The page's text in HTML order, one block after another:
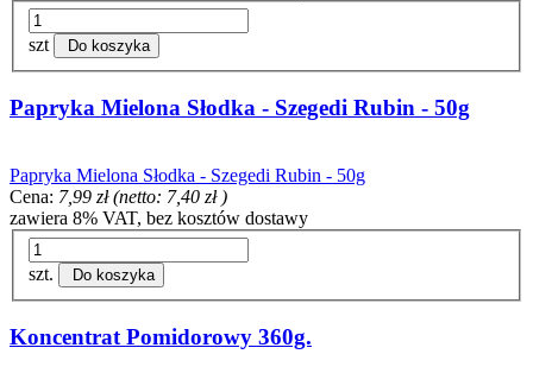
szt Do koszyka
Papryka Mielona Słodka - Szegedi Rubin - 50g
Papryka Mielona Słodka - Szegedi Rubin - 50g
Cena: 7,99 zł (netto: 7,40 zł)
zawiera 8% VAT, bez kosztów dostawy
szt. Do koszyka
Koncentrat Pomidorowy 360g.